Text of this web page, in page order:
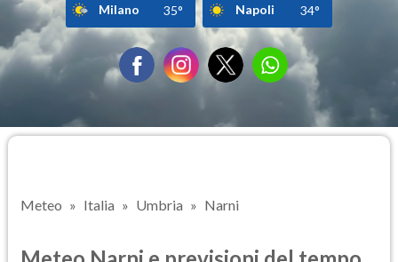
Milano 35° Napoli 34°
Meteo Italia Umbria Narni